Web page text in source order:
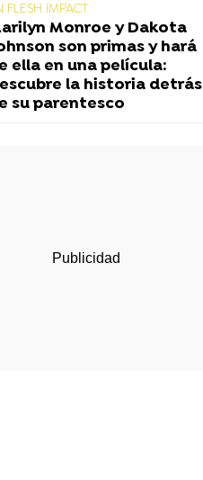
FLESH IMPACT
Monroe y Dakota
son primas y hará
ella en una película:
la historia detrás
su parentesco